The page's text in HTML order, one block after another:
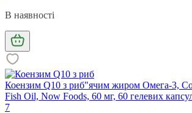
В наявності
Коензим Q10 з риб"ячим жиром Омега-3,
Fish Oil, Now Foods, 60 мг, 60 гелевих
7